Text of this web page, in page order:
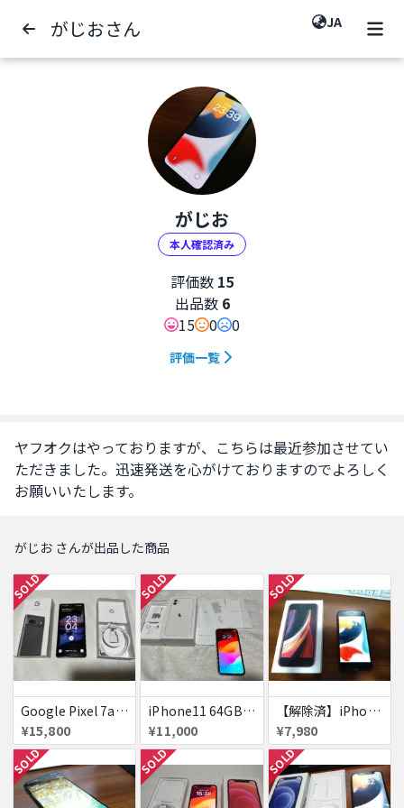
がじおさん JA
がじお
本人確認済み
評価数 15
出品数 6
15
0 0
評価一覧
ヤフオクはやっておりますが、こちらは最近参加させてい
ただきました。迅速発送を心がけておりますのでよろしく
お願いいたします。
がじお さんが出品した商品
SOLD
Google Pixel 7a チャコール docomo版 付属品完備【赤ロム】
¥15,800
SOLD
iPhone11 64GB 87% 赤ロム 美品 SoftBank ジャンク ホワイト MWLU2J/A 送料無料
¥11,000
SOLD
【解除済】iPhoneSE 第2世代 64GB（楽天モバイルで運用しておりました）
¥7,980
SOLD SOLD SOLD